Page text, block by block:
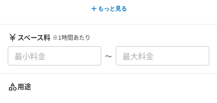
もっと見る
スペース料 ※1時間あたり
〜
用途